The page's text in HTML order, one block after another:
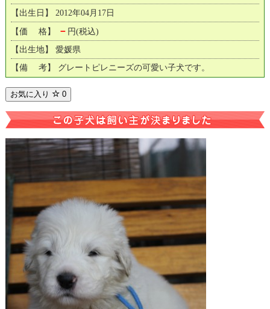
【出生日】 2012年04月17日
【価 格】 － 円(税込)
【出生地】 愛媛県
【備 考】 グレートピレニーズの可愛い子犬です。
お気に入り 0